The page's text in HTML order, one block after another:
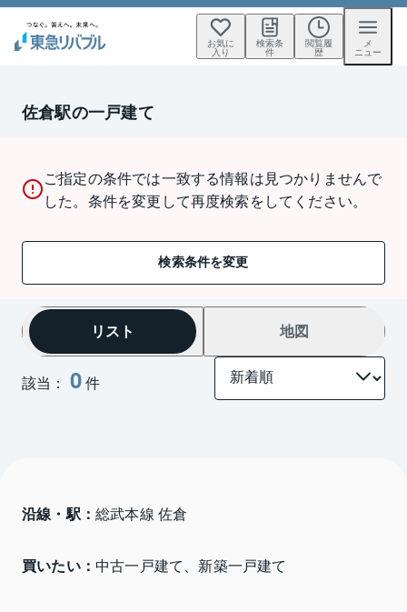
お気に
入り
検索条
件
閲覧履
歴
メ
ニュー
佐倉駅の一戸建て
ご指定の条件では一致する情報は見つかりませんで
した。条件を変更して再度検索をしてください。
検索条件を変更
該当： 0件
リスト 地図
沿線・駅： 総武本線 佐倉
買いたい： 中古一戸建て、新築一戸建て